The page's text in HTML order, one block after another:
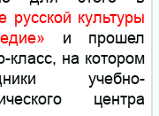
русской культуры
и прошел
класс, на котором
учебно-
центра